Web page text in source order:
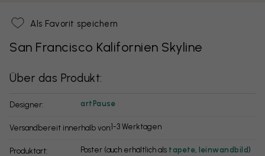
Als Favorit speichern
San Francisco Kalifornien Skyline
Über das Produkt:
Designer: artPause
Versandbereit innerhalb von:1-3 Werktagen
Produktart: Poster (auch erhältlich als tapete leinwandbild)